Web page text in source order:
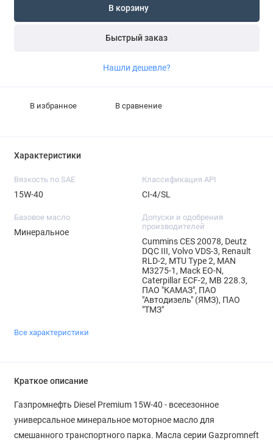
В корзину
Быстрый заказ
Нашли дешевле?
В избранное В сравнение
Характеристики
Вязкость по SAE
15W-40
Классификация API
CI-4/SL
Базовое масло
Минеральное
Допуски и одобрения
производителей
Cummins CES 20078, Deutz
DQC III, Volvo VDS-3, Renault
RLD-2, MTU Type 2, MAN
M3275-1, Mack EO-N,
Caterpillar ECF-2, MB 228.3,
ПАО "КАМАЗ", ПАО
"Автодизель" (ЯМЗ), ПАО
"ТМЗ"
Все характеристики
Краткое описание
Газпромнефть Diesel Premium 15W-40 - всесезонное
универсальное минеральное моторное масло для
смешанного транспортного парка. Масла серии Gazpromneft